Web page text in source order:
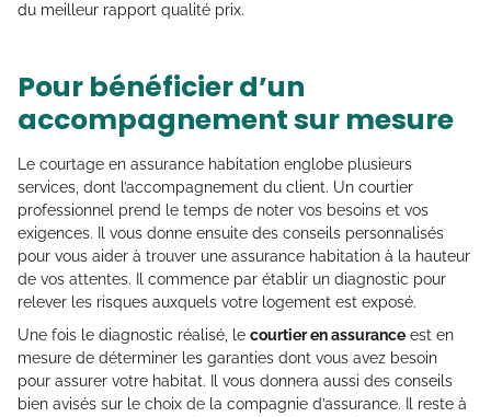
du meilleur rapport qualité prix.
Pour bénéficier d’un
accompagnement sur mesure
Le courtage en assurance habitation englobe plusieurs
services, dont l’accompagnement du client. Un courtier
professionnel prend le temps de noter vos besoins et vos
exigences. Il vous donne ensuite des conseils personnalisés
pour vous aider à trouver une assurance habitation à la hauteur
de vos attentes. Il commence par établir un diagnostic pour
relever les risques auxquels votre logement est exposé.
Une fois le diagnostic réalisé, le courtier en assurance est en
mesure de déterminer les garanties dont vous avez besoin
pour assurer votre habitat. Il vous donnera aussi des conseils
bien avisés sur le choix de la compagnie d’assurance. Il reste à